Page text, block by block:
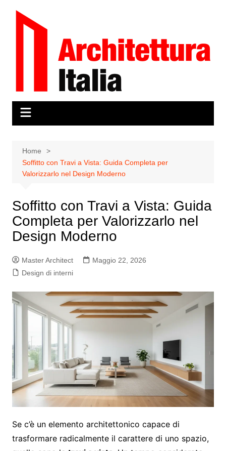
contenuto
Home
Soffitto con Travi a Vista: Guida Completa per
Valorizzarlo nel Design Moderno
Soffitto con Travi a Vista: Guida
Completa per Valorizzarlo nel
Design Moderno
Master Architect
Maggio 22, 2026
Design di interni
Se c’è un elemento architettonico capace di
trasformare radicalmente il carattere di uno spazio,